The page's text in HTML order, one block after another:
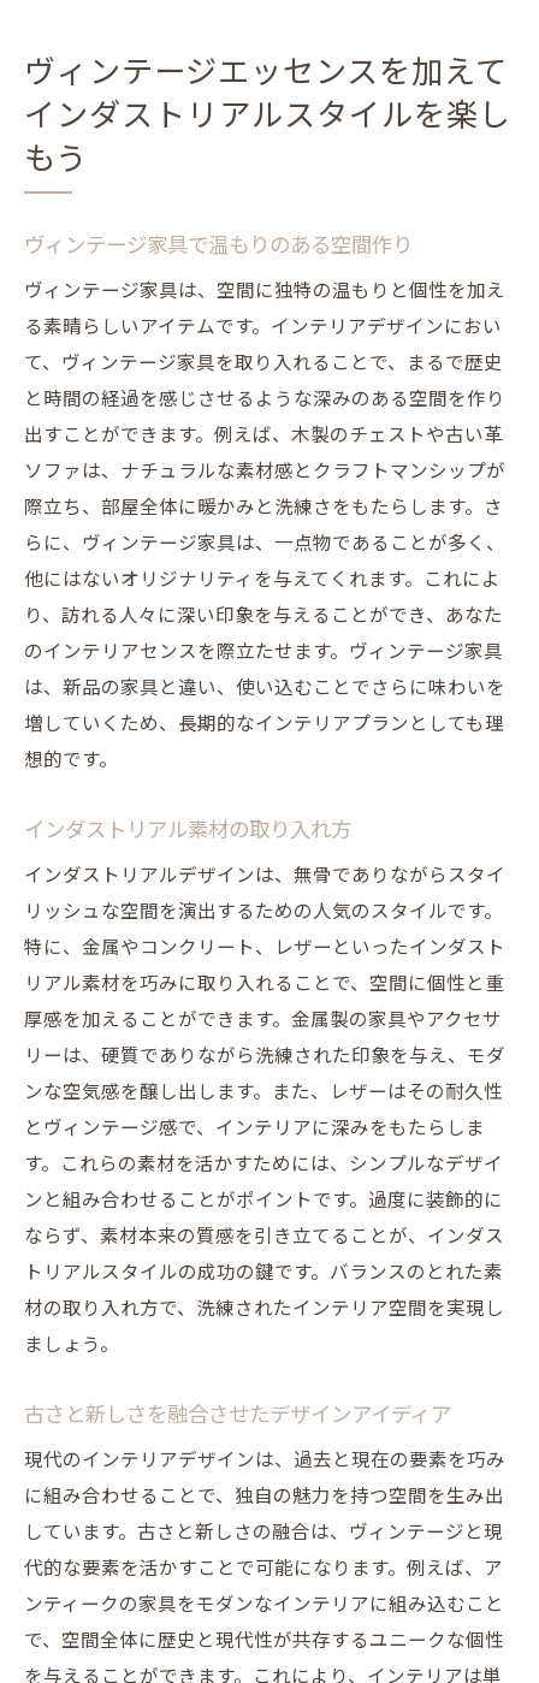
ヴィンテージエッセンスを加えて
インダストリアルスタイルを楽し
もう
ヴィンテージ家具で温もりのある空間作り
ヴィンテージ家具は、空間に独特の温もりと個性を加え
る素晴らしいアイテムです。インテリアデザインにおい
て、ヴィンテージ家具を取り入れることで、まるで歴史
と時間の経過を感じさせるような深みのある空間を作り
出すことができます。例えば、木製のチェストや古い革
ソファは、ナチュラルな素材感とクラフトマンシップが
際立ち、部屋全体に暖かみと洗練さをもたらします。さ
らに、ヴィンテージ家具は、一点物であることが多く、
他にはないオリジナリティを与えてくれます。これによ
り、訪れる人々に深い印象を与えることができ、あなた
のインテリアセンスを際立たせます。ヴィンテージ家具
は、新品の家具と違い、使い込むことでさらに味わいを
増していくため、長期的なインテリアプランとしても理
想的です。
インダストリアル素材の取り入れ方
インダストリアルデザインは、無骨でありながらスタイ
リッシュな空間を演出するための人気のスタイルです。
特に、金属やコンクリート、レザーといったインダスト
リアル素材を巧みに取り入れることで、空間に個性と重
厚感を加えることができます。金属製の家具やアクセサ
リーは、硬質でありながら洗練された印象を与え、モダ
ンな空気感を醸し出します。また、レザーはその耐久性
とヴィンテージ感で、インテリアに深みをもたらしま
す。これらの素材を活かすためには、シンプルなデザイ
ンと組み合わせることがポイントです。過度に装飾的に
ならず、素材本来の質感を引き立てることが、インダス
トリアルスタイルの成功の鍵です。バランスのとれた素
材の取り入れ方で、洗練されたインテリア空間を実現し
ましょう。
古さと新しさを融合させたデザインアイディア
現代のインテリアデザインは、過去と現在の要素を巧み
に組み合わせることで、独自の魅力を持つ空間を生み出
しています。古さと新しさの融合は、ヴィンテージと現
代的な要素を活かすことで可能になります。例えば、ア
ンティークの家具をモダンなインテリアに組み込むこと
で、空間全体に歴史と現代性が共存するユニークな個性
を与えることができます。これにより、インテリアは単